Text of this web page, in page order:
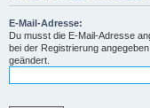
E-Mail-Adresse:
Du musst die E-Mail-Adresse
bei der Registrierung
geändert.